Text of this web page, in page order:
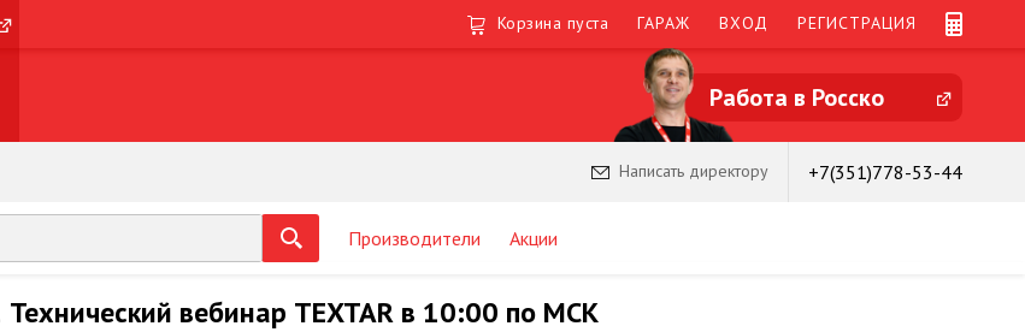
Корзина пуста ГАРАЖ ВХОД РЕГИСТРАЦИЯ
Работа в Росско
Написать директору +7(351)778-53-44
Производители Акции
вебинар TEXTAR в 10:00 по МСК